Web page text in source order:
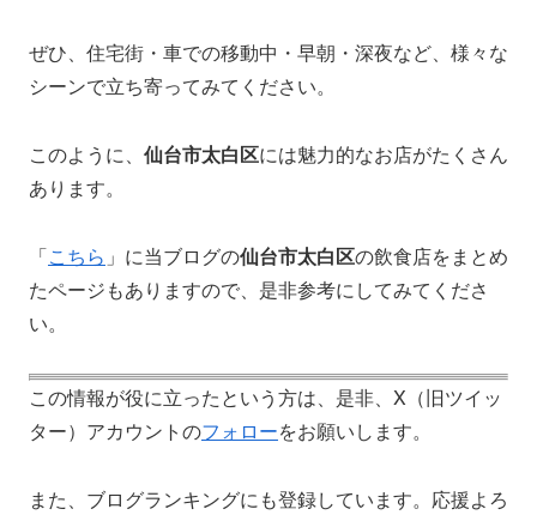
ぜひ、住宅街・車での移動中・早朝・深夜など、様々な
シーンで立ち寄ってみてください。
このように、 仙台市太白区には魅力的なお店がたくさん
あります。
「こちら 」に当ブログの仙台市太白区の飲食店をまとめ
たページもありますので、是非参考にしてみてくださ
い。
この情報が役に立ったという方は、是非、X（旧ツイッ
ター）アカウントのフォローをお願いします。
また、ブログランキングにも登録しています。応援よろ